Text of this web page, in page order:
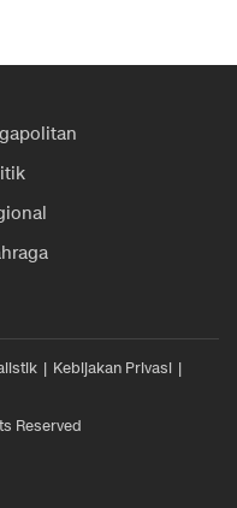
Kebijakan Privasi
Reserved